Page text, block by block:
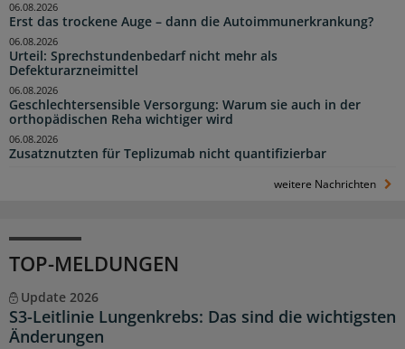
Erst das trockene Auge – dann die Autoimmunerkrankung?
06.08.2026
Urteil: Sprechstundenbedarf nicht mehr als
Defekturarzneimittel
06.08.2026
Geschlechtersensible Versorgung: Warum sie auch in der
orthopädischen Reha wichtiger wird
06.08.2026
Zusatznutzten für Teplizumab nicht quantifizierbar
06.08.2026
weitere Nachrichten
TOP-MELDUNGEN
Update 2026
S3-Leitlinie Lungenkrebs: Das sind die wichtigsten
Änderungen